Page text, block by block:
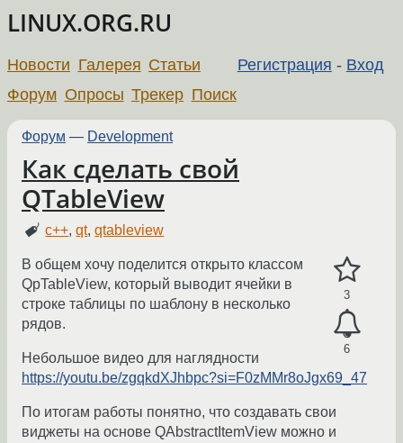
LINUX.ORG.RU
Регистрация - Вход
Новости Галерея Статьи
Форум Опросы Трекер Поиск
Форум — Development
Как сделать свой
QTableView
c++,qt,qtableview
3
6
В общем хочу поделится открыто классом
QpTableView, который выводит ячейки в
строке таблицы по шаблону в несколько
рядов.
Небольшое видео для наглядности
https://youtu.be/zgqkdXJhbpc?si=F0zMMr8oJgx69_47
По итогам работы понятно, что создавать свои
виджеты на основе QAbstractItemView можно и